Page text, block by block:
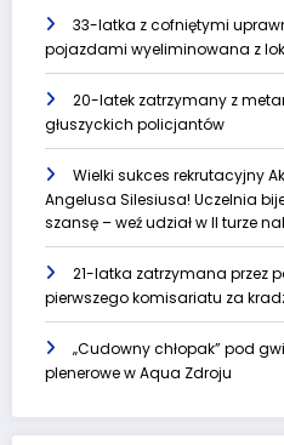
33-latka z cofniętymi
pojazdami wyeliminowana z
20-latek zatrzymany z
głuszyckich policjantów
Wielki sukces rekrutacyjny
Angelusa Silesiusa! Uczelnia
szansę – weź udział w II turze
21-latka zatrzymana przez
pierwszego komisariatu za
„Cudowny chłopak” pod
plenerowe w Aqua Zdroju